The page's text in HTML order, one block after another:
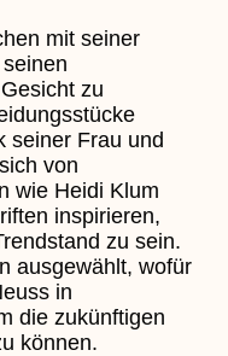
mit seiner
zu
seiner Frau und
von
wie Heidi Klum
inspirieren,
zu sein.
ausgewählt, wofür
in
die zukünftigen
können.